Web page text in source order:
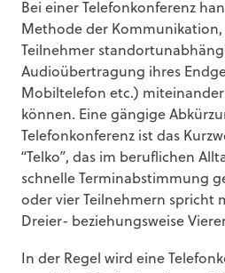
Bei einer Telefonkonferenz
Methode der Kommunikation,
Teilnehmer
Audioübertragung ihres
Mobiltelefon etc.)
können. Eine gängige
Telefonkonferenz ist das
“Telko”, das im beruflichen
schnelle Terminabstimmung
oder vier Teilnehmern spricht
Dreier- beziehungsweise
In der Regel wird eine